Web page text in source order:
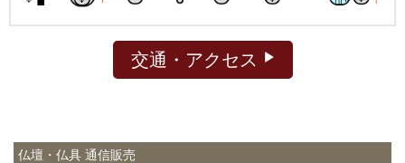
交通・アクセス
仏壇・仏具 通信販売